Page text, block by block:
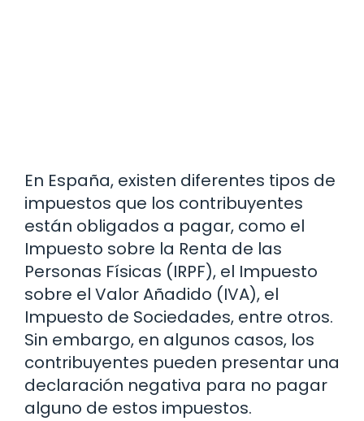
En España, existen diferentes tipos de
impuestos que los contribuyentes
están obligados a pagar, como el
Impuesto sobre la Renta de las
Personas Físicas (IRPF), el Impuesto
sobre el Valor Añadido (IVA), el
Impuesto de Sociedades, entre otros.
Sin embargo, en algunos casos, los
contribuyentes pueden presentar una
declaración negativa para no pagar
alguno de estos impuestos.